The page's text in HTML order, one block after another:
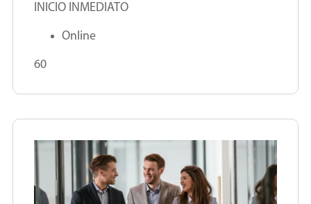
INICIO INMEDIATO
Online
60